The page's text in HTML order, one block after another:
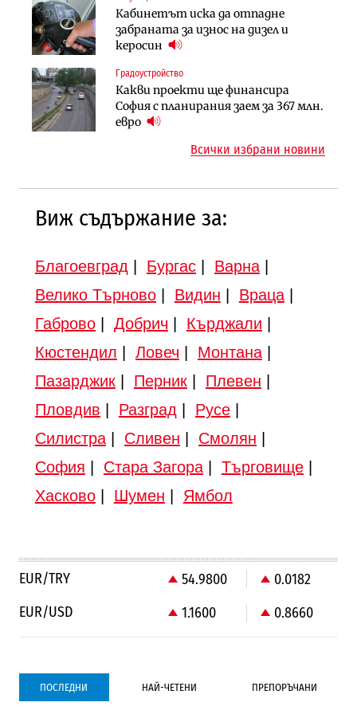
Кабинетът иска да отпадне
забраната за износ на дизел и
керосин
Градоустройство
Какви проекти ще финансира
София с планирания заем за 367 млн.
евро
Инфраструктура
АПИ възложи промяната на
парцеларния план за
Търново
Градоустройство
Шест кандидата с интерес към
Ипотечното кредитиране в
България продължава да се охлажда
(Графика)
Инфраструктура
Вторият мост над Варненското
езеро става част от бъдещата
магистрала „Черно море“
Всички избрани новини
Виж съдържание за:
Благоевград Бургас| Варна|
Велико Търново| Видин Враца|
Габрово| Добрич Кърджали
Кюстендил
Ловеч Монтана|
Пазарджик| Перник| Плевен
Пловдив
Разград Русе|
Силистра| Сливен Смолян
София
Стара Загора| Търговище|
Хасково| Шумен Ямбол
EUR/TRY 54.9800
0.0182
EUR/USD
1.1600 0.8660
ПОСЛЕДНИ НАЙ-ЧЕТЕНИ ПРЕПОРЪЧАНИ